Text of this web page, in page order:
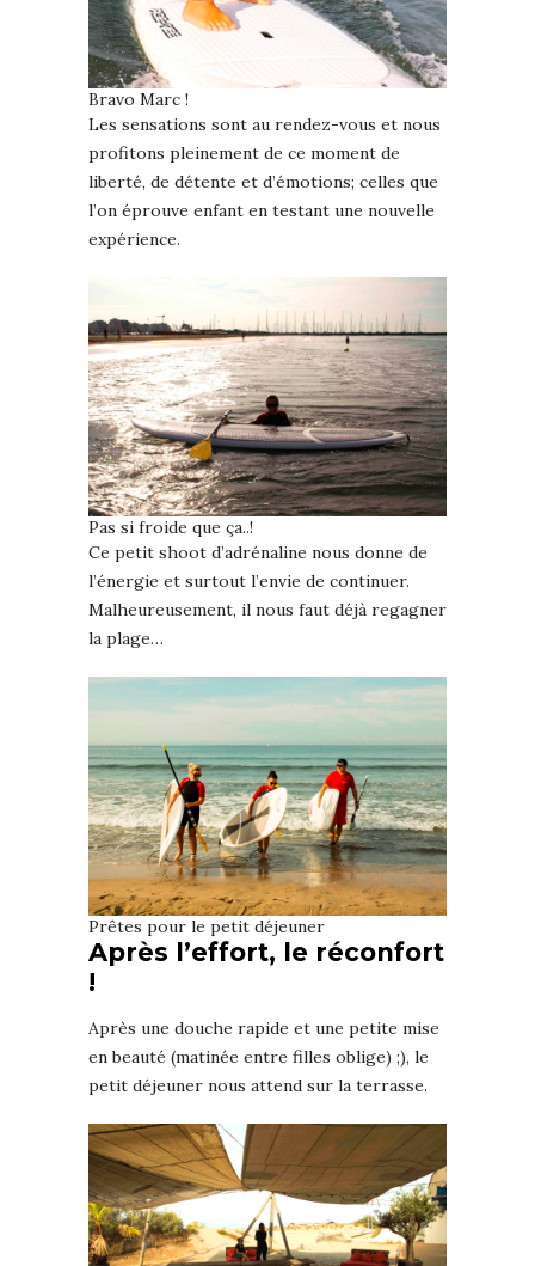
Bravo Marc !
Les sensations sont au rendez-vous et nous
profitons pleinement de ce moment de
liberté, de détente et d’émotions; celles que
l’on éprouve enfant en testant une nouvelle
expérience.
Pas si froide que ça..!
Ce petit shoot d’adrénaline nous donne de
l’énergie et surtout l’envie de continuer.
Malheureusement, il nous faut déjà regagner
la plage…
Prêtes pour le petit déjeuner
Après l’effort, le réconfort
!
Après une douche rapide et une petite mise
en beauté (matinée entre filles oblige) ;), le
petit déjeuner nous attend sur la terrasse.